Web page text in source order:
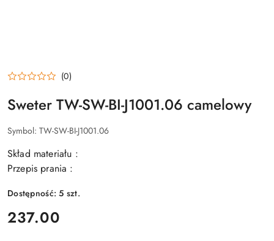
(0)
Sweter TW-SW-BI-J1001.06 camelowy
Symbol: TW-SW-BI-J1001.06
Skład materiału :
Przepis prania :
Dostępność:5 szt.
cena:
237.00